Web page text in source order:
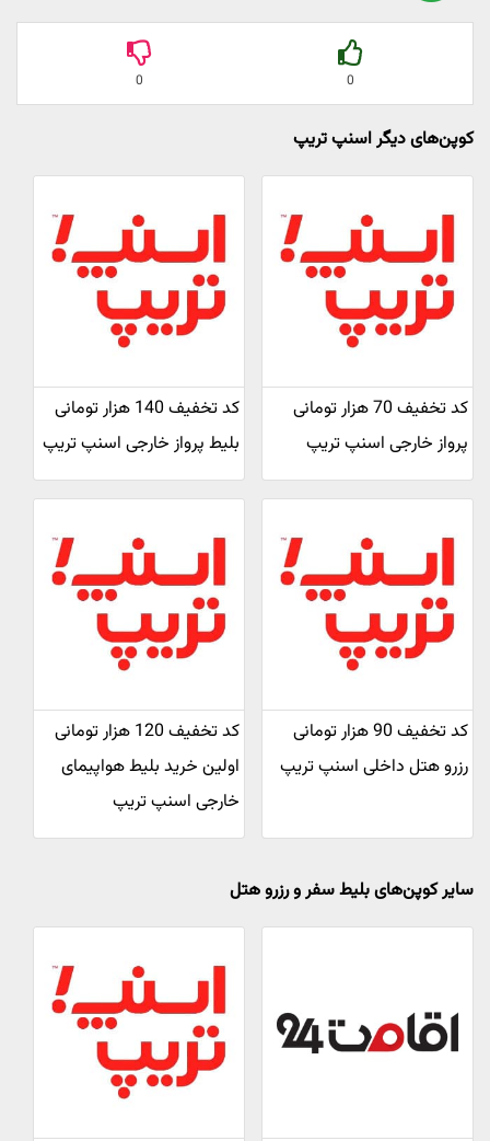
0
0
کوپن‌های دیگر اسنپ تریپ
کد تخفیف 70 هزار تومانی
پرواز خارجی اسنپ تریپ
کد تخفیف 140 هزار تومانی
بلیط پرواز خارجی اسنپ تریپ
کد تخفیف 90 هزار تومانی
رزرو هتل داخلی اسنپ تریپ
کد تخفیف 120 هزار تومانی
اولین خرید بلیط هواپیمای
خارجی اسنپ تریپ
سایر کوپن‌های بلیط سفر و رزرو هتل